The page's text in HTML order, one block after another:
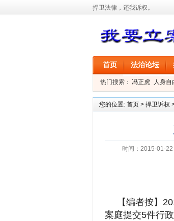
捍卫法律，还我诉权。
首页 法治论坛
热门搜索： 冯正虎 人身自
叶剑 刑事拘留 信息公开
您的位置: 首页 > 捍卫诉权
时间：2015-01-22
【编者按】
案庭提交5件行